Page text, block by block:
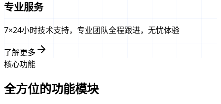
专业服务
7×24小时技术支持，专业团队全程跟进，无忧体验
了解更多
核心功能
全方位的功能模块